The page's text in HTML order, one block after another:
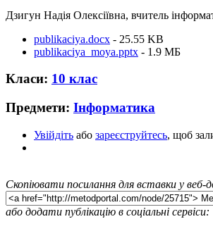
Дзигун Надія Олексіївна, вчитель
publikaciya.docx - 25.55 KB
publikaciya_moya.pptx - 1.9 MБ
Класи: 10 клас
Предмети: Інформатика
Увійдіть або зареєструйтесь, щоб
Скопіювати посилання для вставки у
або додати публікацію в соціальні сервіси: